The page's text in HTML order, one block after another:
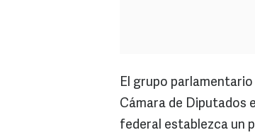
El grupo
Cámara de Diputados
federal establezca un